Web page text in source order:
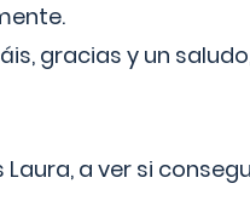
gracias y un
Laura, a ver si